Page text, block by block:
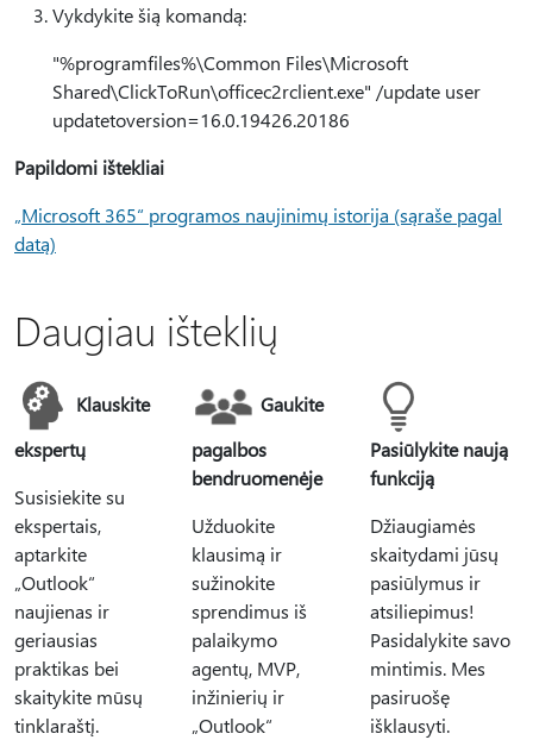
Vykdykite šią komandą:
"%programfiles%\Common Files\Microsoft
Shared\ClickToRun\officec2rclient.exe" /update user
updatetoversion=16.0.19426.20186
Papildomi ištekliai
„Microsoft 365“ programos naujinimų istorija (sąraše pagal
datą)
Daugiau išteklių
Klauskite
ekspertų
Susisiekite su
ekspertais,
aptarkite
„Outlook“
naujienas ir
geriausias
praktikas bei
skaitykite mūsų
tinklaraštį.
Gaukite
pagalbos
bendruomenėje
Užduokite
klausimą ir
sužinokite
sprendimus iš
palaikymo
agentų, MVP,
inžinierių ir
„Outlook“
Pasiūlykite naują
funkciją
Džiaugiamės
skaitydami jūsų
pasiūlymus ir
atsiliepimus!
Pasidalykite savo
mintimis. Mes
pasiruošę
išklausyti.